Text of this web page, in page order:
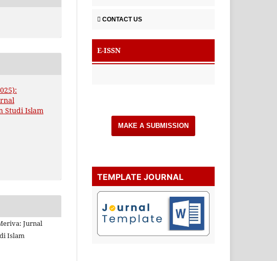
Studi Islam
Jurnal
Islam
CONTACT US
E-ISSN
MAKE A SUBMISSION
TEMPLATE JOURNAL